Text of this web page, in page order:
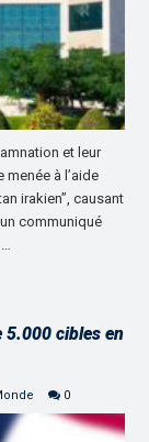
et leur
à l’aide
irakien”, causant
communiqué
5.000 cibles en
0